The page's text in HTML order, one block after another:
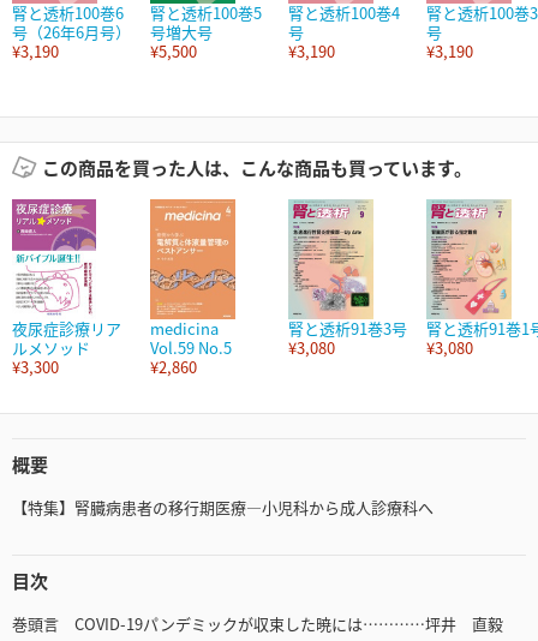
腎と透析100巻6
号（26年6月号）
¥3,190
腎と透析100巻5
号増大号
¥5,500
腎と透析100巻4
号
¥3,190
腎と透析100巻3
号
¥3,190
この商品を買った人は、こんな商品も買っています。
夜尿症診療リア
ルメソッド
¥3,300
medicina
Vol.59 No.5
¥2,860
腎と透析91巻3号
¥3,080
腎と透析91巻1
¥3,080
概要
【特集】腎臓病患者の移行期医療―小児科から成人診療科へ
目次
巻頭言 COVID-19パンデミックが収束した暁には…………坪井 直毅